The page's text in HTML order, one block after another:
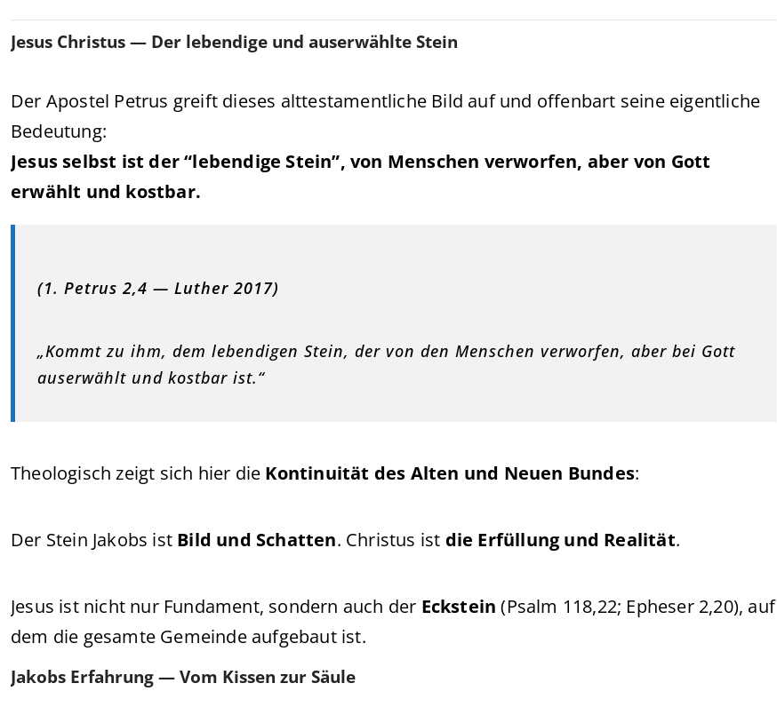
Jesus Christus — Der lebendige und auserwählte Stein
Der Apostel Petrus greift dieses alttestamentliche Bild auf und offenbart seine eigentliche
Bedeutung:
Jesus selbst ist der “lebendige Stein”, von Menschen verworfen, aber von Gott
erwählt und kostbar.
(1. Petrus 2,4 — Luther 2017)
„Kommt zu ihm, dem lebendigen Stein, der von den Menschen verworfen, aber bei Gott
auserwählt und kostbar ist.“
Theologisch zeigt sich hier die Kontinuität des Alten und Neuen Bundes:
Der Stein Jakobs ist Bild und Schatten. Christus ist die Erfüllung und Realität.
Jesus ist nicht nur Fundament, sondern auch der Eckstein (Psalm 118,22; Epheser 2,20), auf
dem die gesamte Gemeinde aufgebaut ist.
Jakobs Erfahrung — Vom Kissen zur Säule